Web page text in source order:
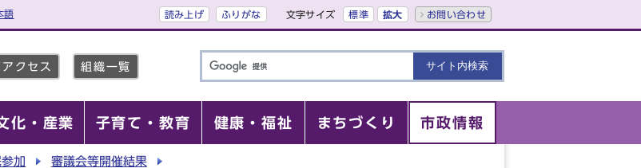
語 読み上げ ふりがな 文字サイズ 標準 拡大 お問い合わせ
クセス 組織一覧
化・産業 子育て・教育 健康・福祉 まちづくり 市政情報
加
審議会等開催結果